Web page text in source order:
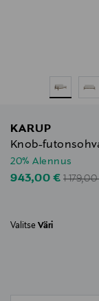
KARUP
Knob-
20% Alennus
Discounted
943,00 €Original
1
Valitse Väri